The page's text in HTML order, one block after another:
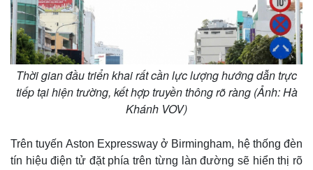
Thời gian đầu triển khai rất cần lực lượng hướng dẫn trực
tiếp tại hiện trường, kết hợp truyền thông rõ ràng (Ảnh: Hà
Khánh VOV)
Trên tuyến Aston Expressway ở Birmingham, hệ thống đèn
tín hiệu điện tử đặt phía trên từng làn đường sẽ hiển thị rõ